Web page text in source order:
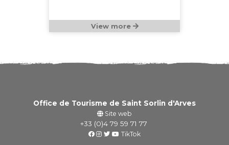
View more
Office de Tourisme de Saint Sorlin d'Arves
Site web
+33 (0)4 79 59 71 77
TikTok